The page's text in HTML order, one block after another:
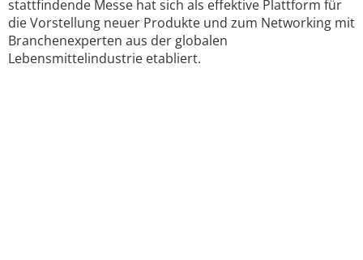
stattfindende Messe hat sich als effektive Plattform für
die Vorstellung neuer Produkte und zum Networking mit
Branchenexperten aus der globalen
Lebensmittelindustrie etabliert.